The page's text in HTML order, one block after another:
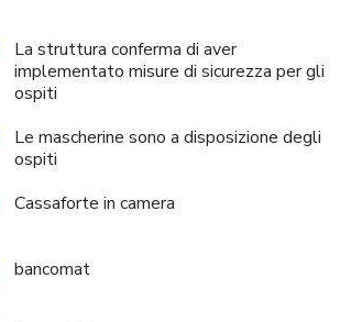
La struttura conferma di aver
implementato misure di sicurezza per gli
ospiti
Le mascherine sono a disposizione degli
ospiti
Cassaforte in camera
bancomat